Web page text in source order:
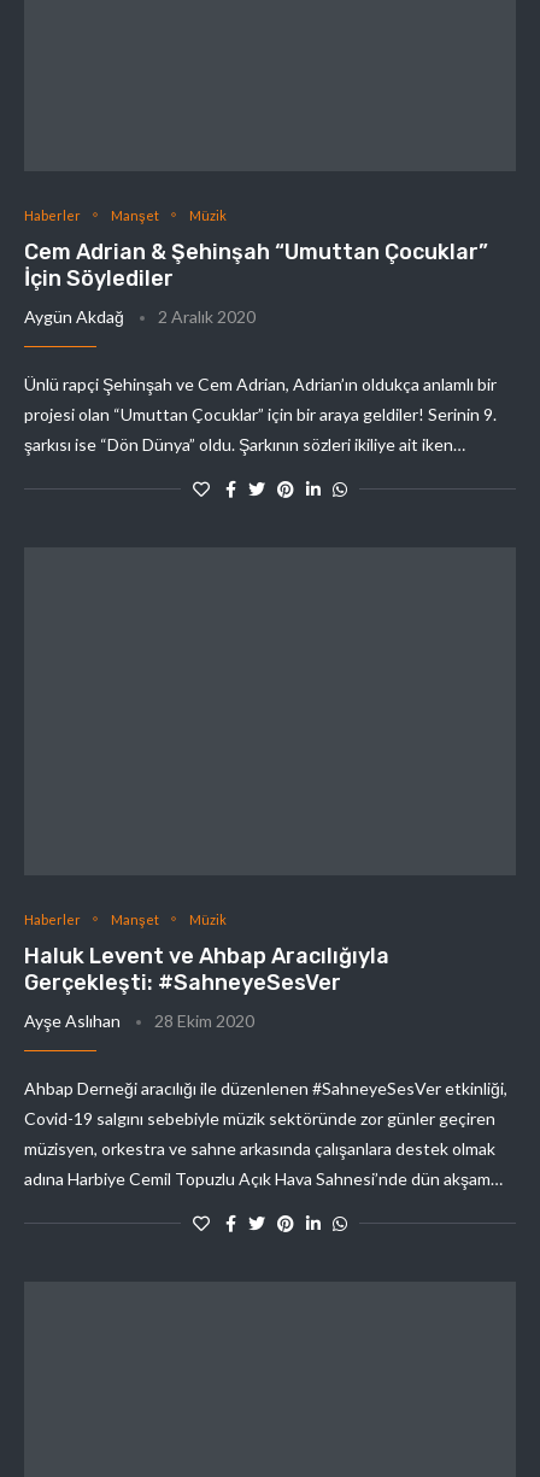
Haberler Manşet Müzik
Cem Adrian & Şehinşah “Umuttan Çocuklar”
İçin Söylediler
Aygün Akdağ 2 Aralık 2020
Ünlü rapçi Şehinşah ve Cem Adrian, Adrian’ın oldukça anlamlı bir
projesi olan “Umuttan Çocuklar” için bir araya geldiler! Serinin 9.
şarkısı ise “Dön Dünya” oldu. Şarkının sözleri ikiliye ait iken…
Haberler Manşet Müzik
Haluk Levent ve Ahbap Aracılığıyla
Gerçekleşti: #SahneyeSesVer
Ayşe Aslıhan 28 Ekim 2020
Ahbap Derneği aracılığı ile düzenlenen #SahneyeSesVer etkinliği,
Covid-19 salgını sebebiyle müzik sektöründe zor günler geçiren
müzisyen, orkestra ve sahne arkasında çalışanlara destek olmak
adına Harbiye Cemil Topuzlu Açık Hava Sahnesi’nde dün akşam…